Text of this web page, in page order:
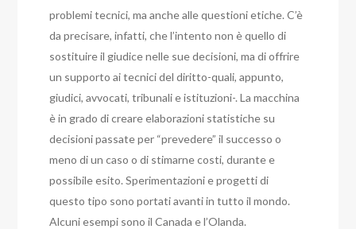
problemi tecnici, ma anche alle questioni etiche.C’è
da precisare, infatti, che l’intento non è quello di
sostituire il giudice nelle sue decisioni, ma di offrire
un supporto ai tecnici del diritto-quali, appunto,
giudici, avvocati, tribunali e istituzioni-. La macchina
è in grado di creare elaborazioni statistiche su
decisioni passate per “prevedere” il successo o
meno di un caso o di stimarne costi, durante e
possibile esito.Sperimentazioni e progetti di
questo tipo sono portati avanti in tutto il mondo.
Alcuni esempi sono il Canada e l’Olanda.